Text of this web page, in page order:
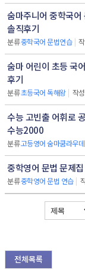
숨마주니어 중학국
솔직후기
분류중학국어 문법연습 |
숨마 어린이 초등 국
후기
분류초등국어 독해왕 | 작
수능 고빈출 어휘로
수능2000
분류고등영어 숨마쿰라우데
중학영어 문법 문제
분류중학영어 문법 연습 |
전체목록